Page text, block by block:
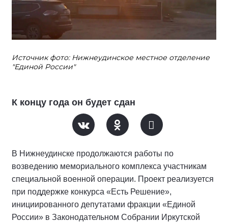
Источник фото: Нижнеудинское местное отделение
"Единой России"
К концу года он будет сдан
В Нижнеудинске продолжаются работы по
возведению мемориального комплекса участникам
специальной военной операции. Проект реализуется
при поддержке конкурса «Есть Решение»,
инициированного депутатами фракции «Единой
России» в Законодательном Собрании Иркутской